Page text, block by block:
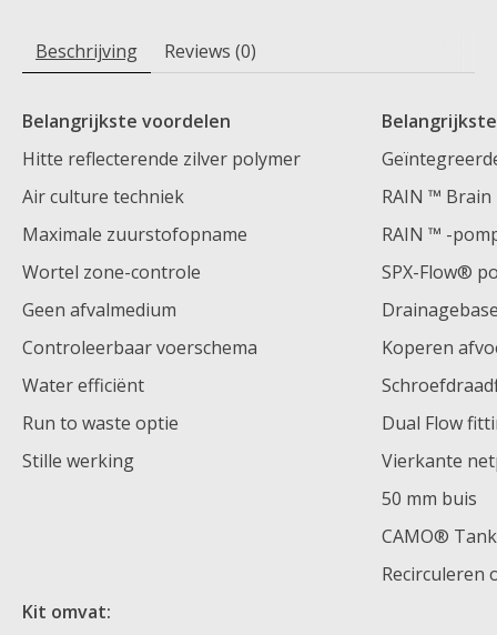
Beschrijving Reviews (0)
Belangrijkste voordelen
Hitte reflecterende zilver polymer
Air culture techniek
RAIN ™ Brain
Maximale zuurstofopname
RAIN ™ -
Wortel zone-controle
SPX-Flow®
Geen afvalmedium
Controleerbaar voerschema
Koperen
Water efficiënt
Run to waste optie
Dual Flow
Stille werking
Vierkante
50 mm buis
CAMO®
Recirculeren
Kit omvat: